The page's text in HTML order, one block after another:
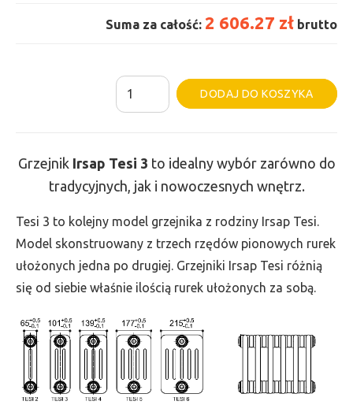
Suma za całość: 2 606.27 zł brutto
ilość
Grzejnik
-
wys.
665,
szer.
1395,
2062
DODAJ DO KOSZYKA
Grzejnik Irsap Tesi 3 to idealny wybór zarówno do
tradycyjnych, jak i nowoczesnych wnętrz.
Tesi 3 to kolejny model grzejnika z rodziny Irsap Tesi.
Model skonstruowany z trzech rzędów pionowych rurek
ułożonych jedna po drugiej. Grzejniki Irsap Tesi różnią
się od siebie właśnie ilością rurek ułożonych za sobą.